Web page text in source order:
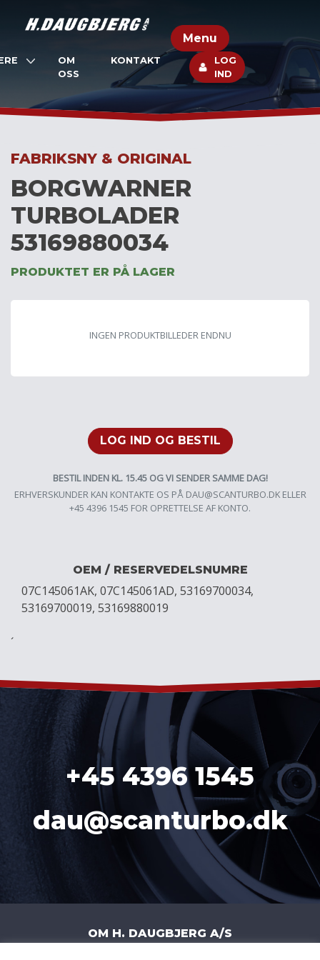
Menu
OM
OSS
KONTAKT
LOG
IND
FABRIKSNY & ORIGINAL
BORGWARNER
TURBOLADER
53169880034
PRODUKTET ER PÅ LAGER
INGEN PRODUKTBILLEDER ENDNU
LOG IND OG BESTIL
BESTIL INDEN KL. 15.45 OG VI SENDER SAMME DAG!
ERHVERSKUNDER KAN KONTAKTE OS PÅ DAU@SCANTURBO.DKELLER
+45 4396 1545 FOR OPRETTELSE AF KONTO.
OEM / RESERVEDELSNUMRE
07C145061AK, 07C145061AD, 53169700034,
53169700019, 53169880019
´
+45 4396 1545
dau@scanturbo.dk
OM H. DAUGBJERG A/S